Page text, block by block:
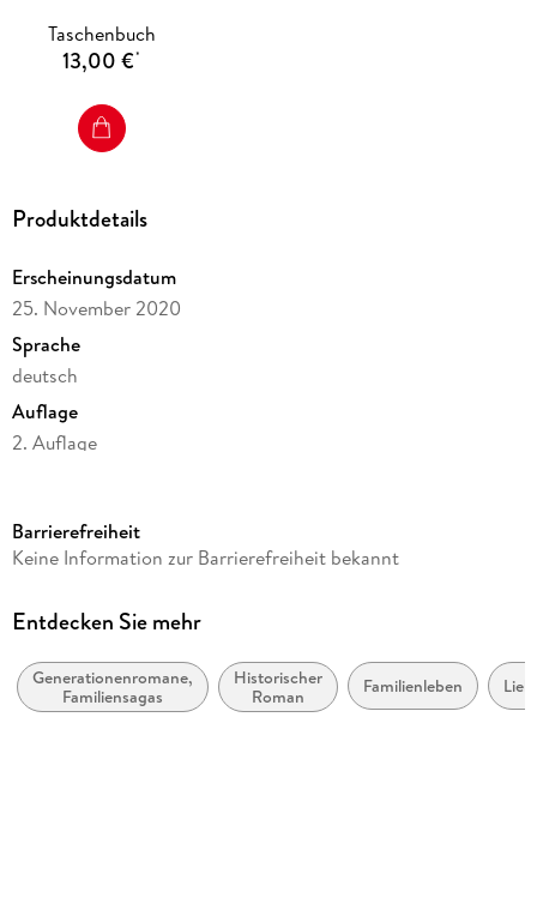
Taschenbuch
13,00 €*
Produktdetails
Erscheinungsdatum
25. November 2020
Sprache
deutsch
Auflage
2. Auflage
Reihe
Autor/Autorin
Verlag/Hersteller
FISCHER Taschenbuch
Barrierefreiheit
Keine Information zur Barrierefreiheit bekannt
Entdecken Sie mehr
Generationenromane,
Familiensagas
Historischer
Roman
Familienleben